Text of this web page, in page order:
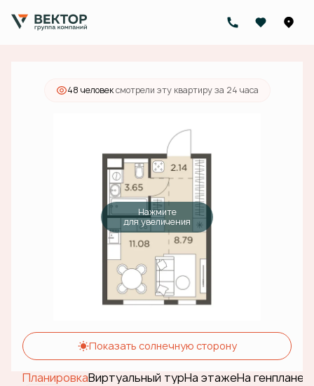
Студия25.66 м 7 353 000 руб.
Ипотекаот 26 407 руб./мес.
48 человексмотрели эту квартиру за 24 часа
Нажмите
для увеличения
Показать солнечную сторону
ПланировкаВиртуальный турНа этажеНа генплане